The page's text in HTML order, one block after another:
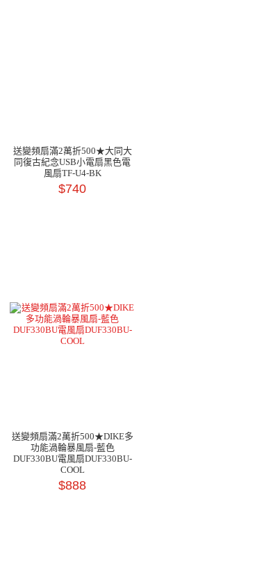
送變頻扇滿2萬折500★大同大
同復古紀念USB小電扇黑色電
風扇TF-U4-BK
$740
送變頻扇滿2萬折500★DIKE多
功能渦輪暴風扇-藍色
DUF330BU電風扇DUF330BU-
COOL
$888